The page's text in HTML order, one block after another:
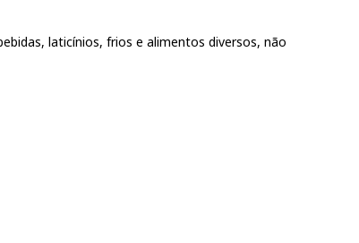
laticínios, frios e alimentos diversos, não